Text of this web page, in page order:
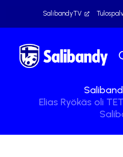
SalibandyTV
Elias Ryökäs oli